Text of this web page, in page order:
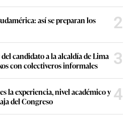
así se preparan los
2
candidato a la alcaldía de Lima
con colectiveros informales
3
la experiencia, nivel académico y
del Congreso
4